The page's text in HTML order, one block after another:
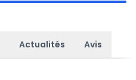
Actualités Avis